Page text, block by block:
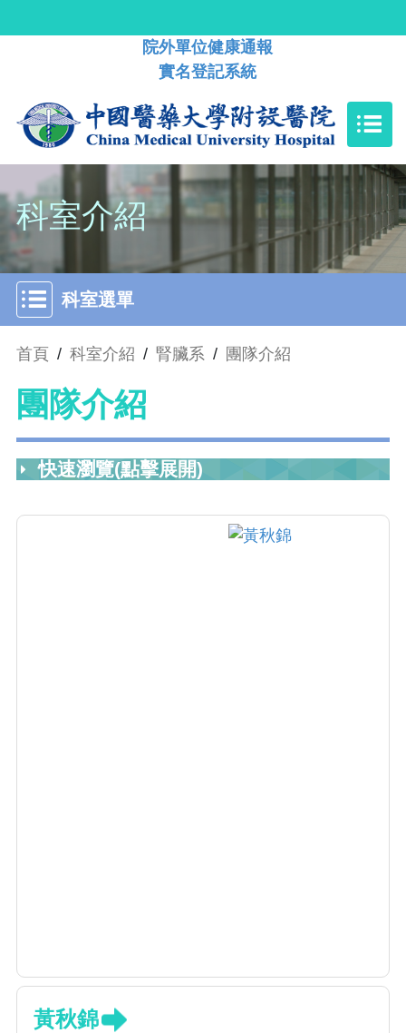
院外單位健康通報
實名登記系統
科室介紹
科室選單
首頁 / 科室介紹 / 腎臟系 / 團隊介紹
團隊介紹
快速瀏覽(點擊展開)
黃秋錦